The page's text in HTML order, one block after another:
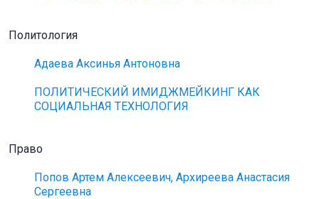
Политология
Адаева Аксинья Антоновна
ПОЛИТИЧЕСКИЙ ИМИДЖМЕЙКИНГ КАК
СОЦИАЛЬНАЯ ТЕХНОЛОГИЯ
Право
Попов Артем Алексеевич, Архиреева Анастасия
Сергеевна